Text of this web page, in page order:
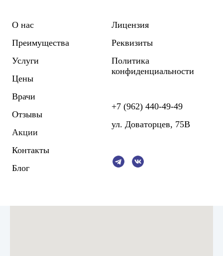
О нас
Преимущества
Услуги
Цены
Врачи
Отзывы
Акции
Контакты
Блог
Лицензия
Реквизиты
Политика
конфиденциальности
+7 (962) 440-49-49
ул. Доваторцев, 75В